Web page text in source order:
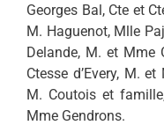
Georges Bal, Cte et
M. Haguenot, Mlle
Delande, M. et Mme
Ctesse d’Every, M.
M. Coutois et
Mme Gendrons.